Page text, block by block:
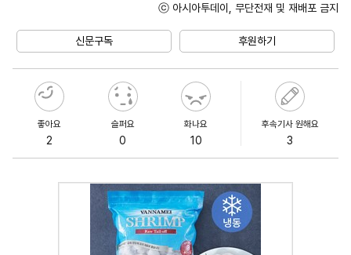
ⓒ 아시아투데이, 무단전재 및 재배포 금지
신문구독 후원하기
좋아요
2
슬퍼요
0
화나요
10
후속기사 원해요
3